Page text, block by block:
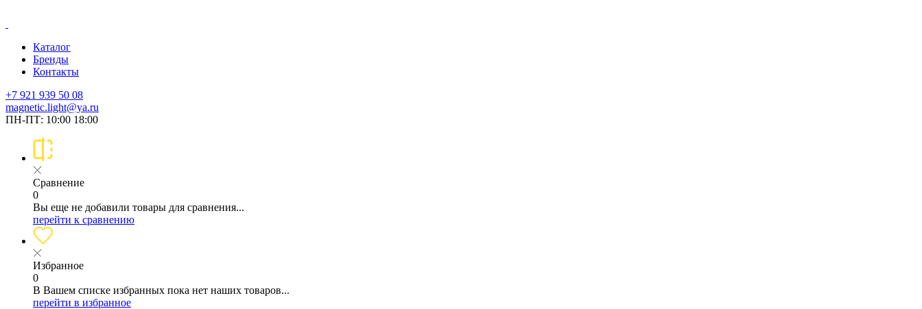
Каталог
Бренды
Контакты
+7 921 939 50 08
magnetic.light@ya.ru
ПН-ПТ: 10:00 18:00
Сравнение
0
Вы еще не добавили товары для сравнения...
перейти к сравнению
Избранное
0
В Вашем списке избранных пока нет наших товаров...
перейти в избранное